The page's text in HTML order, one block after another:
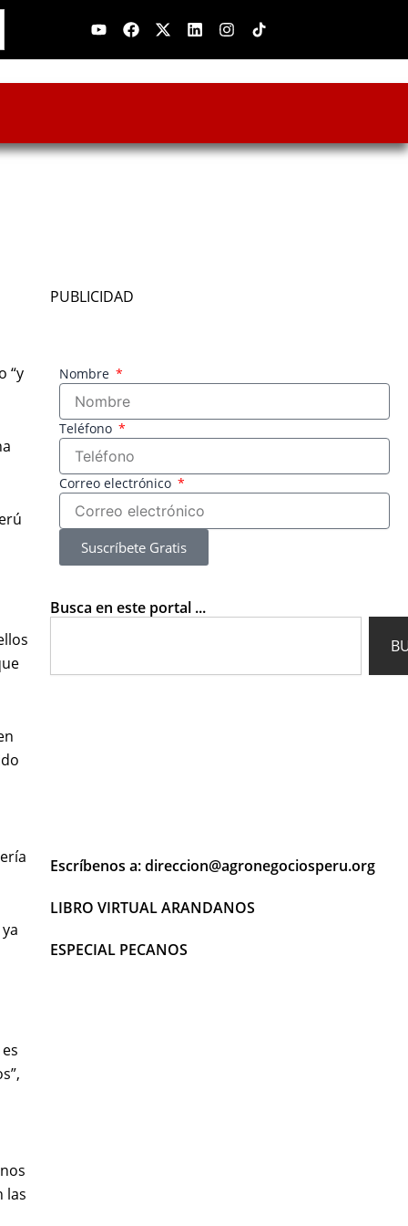
YoutubeFacebook
X-
twitter
LinkedinInstagram
“y
las
PUBLICIDAD
Nombre
Teléfono
Correo electrónico
Suscríbete Gratis
Busca en este portal ...
Escríbenos a: direccion@agronegociosperu.org
LIBRO VIRTUAL ARANDANOS
ESPECIAL PECANOS